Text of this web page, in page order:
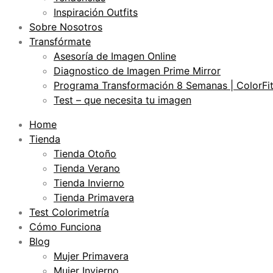
Inspiración Outfits
Sobre Nosotros
Transfórmate
Asesoría de Imagen Online
Diagnostico de Imagen Prime Mirror
Programa Transformación 8 Semanas |
Test – que necesita tu imagen
Home
Tienda
Tienda Otoño
Tienda Verano
Tienda Invierno
Tienda Primavera
Test Colorimetría
Cómo Funciona
Blog
Mujer Primavera
Mujer Invierno